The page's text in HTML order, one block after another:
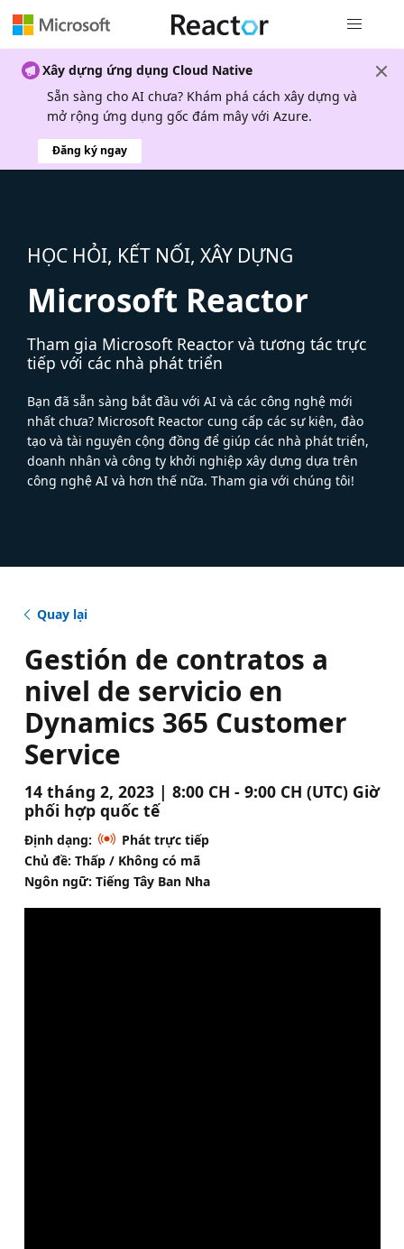
Xây dựng ứng dụng Cloud Native
Sẵn sàng cho AI chưa? Khám phá cách xây dựng và
mở rộng ứng dụng gốc đám mây với Azure.
Đăng ký ngay
HỌC HỎI, KẾT NỐI, XÂY DỰNG
Microsoft Reactor
Tham gia Microsoft Reactor và tương tác trực
tiếp với các nhà phát triển
Bạn đã sẵn sàng bắt đầu với AI và các công nghệ mới
nhất chưa? Microsoft Reactor cung cấp các sự kiện, đào
tạo và tài nguyên cộng đồng để giúp các nhà phát triển,
doanh nhân và công ty khởi nghiệp xây dựng dựa trên
công nghệ AI và hơn thế nữa. Tham gia với chúng tôi!
Quay lại
Gestión de contratos a
nivel de servicio en
Dynamics 365 Customer
Service
14 tháng 2, 2023 | 8:00 CH - 9:00 CH (UTC) Giờ
phối hợp quốc tế
Định dạng:
Phát trực tiếp
Chủ đề: Thấp / Không có mã
Ngôn ngữ: Tiếng Tây Ban Nha